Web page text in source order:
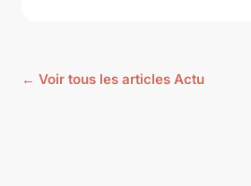
← Voir tous les articles Actu